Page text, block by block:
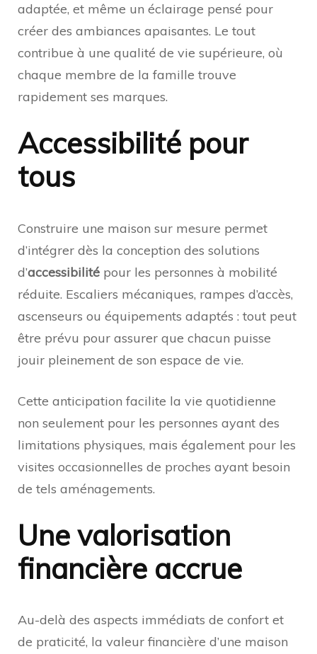
adaptée, et même un éclairage pensé pour
créer des ambiances apaisantes. Le tout
contribue à une qualité de vie supérieure, où
chaque membre de la famille trouve
rapidement ses marques.
Accessibilité pour
tous
Construire une maison sur mesure permet
d’intégrer dès la conception des solutions
d’accessibilité pour les personnes à mobilité
réduite. Escaliers mécaniques, rampes d’accès,
ascenseurs ou équipements adaptés : tout peut
être prévu pour assurer que chacun puisse
jouir pleinement de son espace de vie.
Cette anticipation facilite la vie quotidienne
non seulement pour les personnes ayant des
limitations physiques, mais également pour les
visites occasionnelles de proches ayant besoin
de tels aménagements.
Une valorisation
financière accrue
Au-delà des aspects immédiats de confort et
de praticité, la valeur financière d’une maison